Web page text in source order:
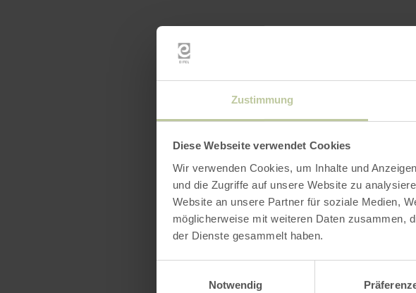
Zustimmung
Diese Webseite verwendet Cookies
Wir verwenden Cookies, um Inhalte und
und die Zugriffe auf unsere Website zu
Website an unsere Partner für soziale Medien,
möglicherweise mit weiteren Daten zusammen,
der Dienste gesammelt haben.
Notwendig